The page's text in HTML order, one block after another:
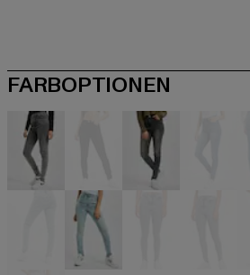
FARBOPTIONEN
schwarzschwarz